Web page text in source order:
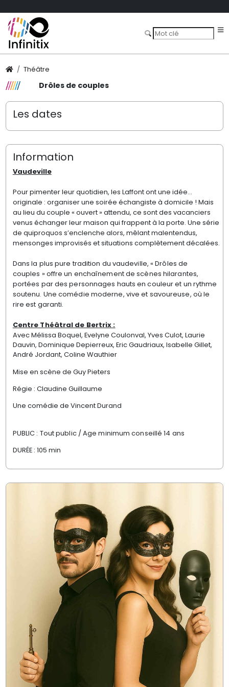
Théâtre
Drôles de couples
Les dates
Information
Vaudeville
Pour pimenter leur quotidien, les Laffont ont une idée…
originale : organiser une soirée échangiste à domicile ! Mais
au lieu du couple « ouvert » attendu, ce sont des vacanciers
venus échanger leur maison qui frappent à la porte. Une série
de quiproquos s’enclenche alors, mêlant malentendus,
mensonges improvisés et situations complètement décalées.
Dans la plus pure tradition du vaudeville, « Drôles de
couples » offre un enchaînement de scènes hilarantes,
portées par des personnages hauts en couleur et un rythme
soutenu. Une comédie moderne, vive et savoureuse, où le
rire est garanti.
Centre Théâtral de Bertrix :
Avec Mélissa Boquel, Evelyne Coulonval, Yves Culot, Laurie
Dauvin, Dominique Depierreux, Eric Gaudriaux, Isabelle Gillet,
André Jordant, Coline Wauthier
Mise en scène de Guy Pieters
Régie : Claudine Guillaume
Une comédie de Vincent Durand
PUBLIC : Tout public / Age minimum conseillé 14 ans
DURÉE : 105 min